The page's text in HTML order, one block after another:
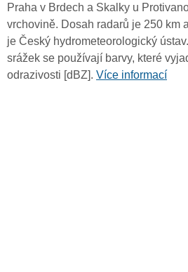
Praha v Brdech a Skalky u
vrchovině. Dosah radarů je 250 km
je Český hydrometeorologický
srážek se používají barvy, které
odrazivosti [dBZ]. Více informací